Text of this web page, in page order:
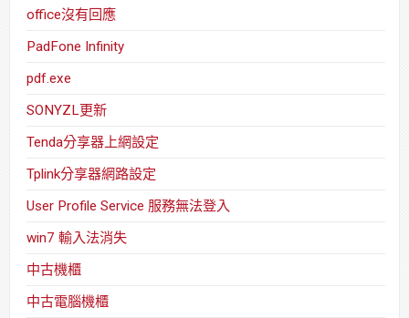
office沒有回應
PadFone Infinity
pdf.exe
SONYZL更新
Tenda分享器上網設定
Tplink分享器網路設定
User Profile Service 服務無法登入
win7 輸入法消失
中古機櫃
中古電腦機櫃